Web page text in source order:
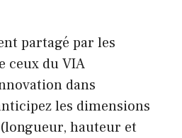
partagé par les
ceux du VIA
dans
les dimensions
hauteur et